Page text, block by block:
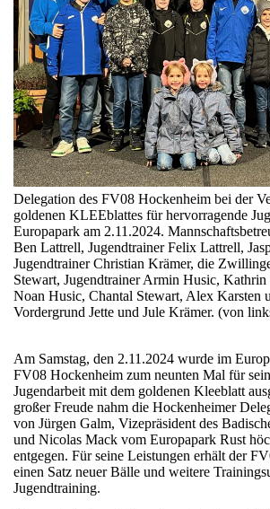
Delegation des FV08 Hockenheim bei der
goldenen KLEEblattes für hervorragende
Europapark am 2.11.2024.
Ben Lattrell, Jugendtrainer Felix Lattrell,
Jugendtrainer Christian Krämer, die
Stewart, Jugendtrainer Armin Husic,
Noan Husic, Chantal Stewart, Alex Karsten
Vordergrund Jette und Jule Krämer. (von
Am Samstag, den 2.11.2024 wurde im
FV08 Hockenheim zum neunten Mal für
Jugendarbeit mit dem goldenen Kleeblatt
großer Freude nahm die Hockenheimer
von Jürgen Galm, Vizepräsident des
und Nicolas Mack vom Europapark Rust
entgegen. Für seine Leistungen erhält der
einen Satz neuer Bälle und weitere
Jugendtraining.